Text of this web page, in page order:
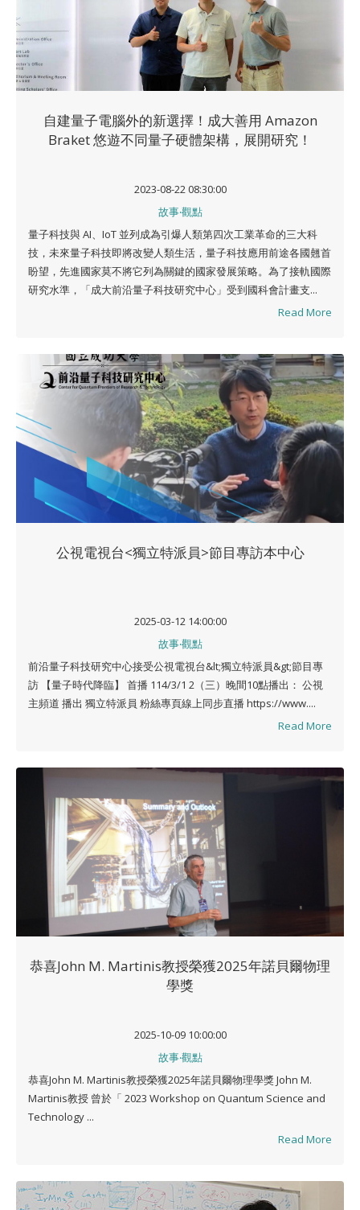
自建量子電腦外的新選擇！成大善用 Amazon
Braket 悠遊不同量子硬體架構，展開研究！
2023-08-22 08:30:00
故事‧觀點
量子科技與 AI、IoT 並列成為引爆人類第四次工業革命的三大科
技，未來量子科技即將改變人類生活，量子科技應用前途各國翹首
盼望，先進國家莫不將它列為關鍵的國家發展策略。為了接軌國際
研究水準，「成大前沿量子科技研究中心」受到國科會計畫支...
Read More
公視電視台<獨立特派員>節目專訪本中心
2025-03-12 14:00:00
故事‧觀點
前沿量子科技研究中心接受公視電視台&lt;獨立特派員&gt;節目專
訪 【量子時代降臨】 首播 114/3/1 2（三）晚間10點播出： 公視
主頻道 播出 獨立特派員 粉絲專頁線上同步直播 https://www....
Read More
恭喜John M. Martinis教授榮獲2025年諾貝爾物理
學獎
2025-10-09 10:00:00
故事‧觀點
恭喜John M. Martinis教授榮獲2025年諾貝爾物理學獎 John M.
Martinis教授 曾於「 2023 Workshop on Quantum Science and
Technology ...
Read More